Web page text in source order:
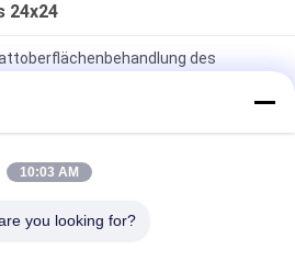
24x24
des
Porzellan-Bodenfliesen 600*600
24x24
Fliese für blinde warnende
10:03 AM
you looking for?